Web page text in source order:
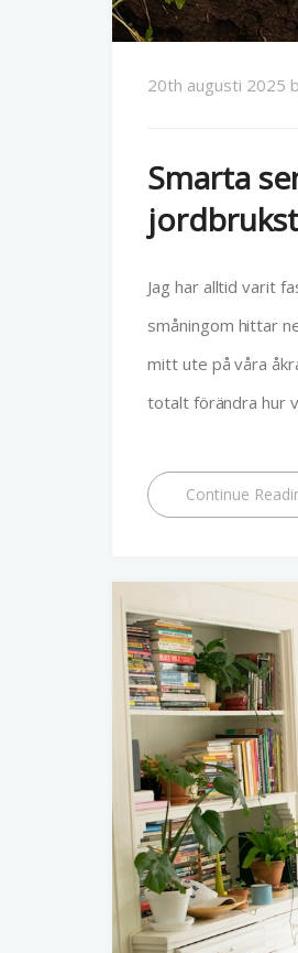
20th augusti 2025
Smarta
Jag har alltid varit
småningom hittar
mitt ute på våra
totalt förändra hur
Continue